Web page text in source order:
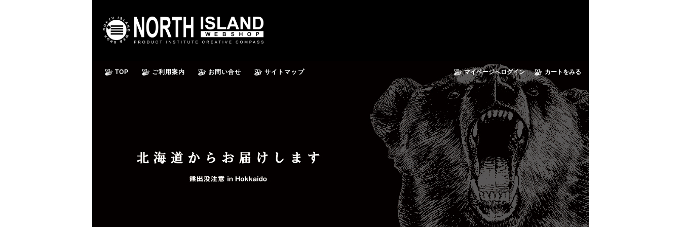
マイページへログイン カートをみる
TOP ご利用案内 お問い合せ サイトマップ